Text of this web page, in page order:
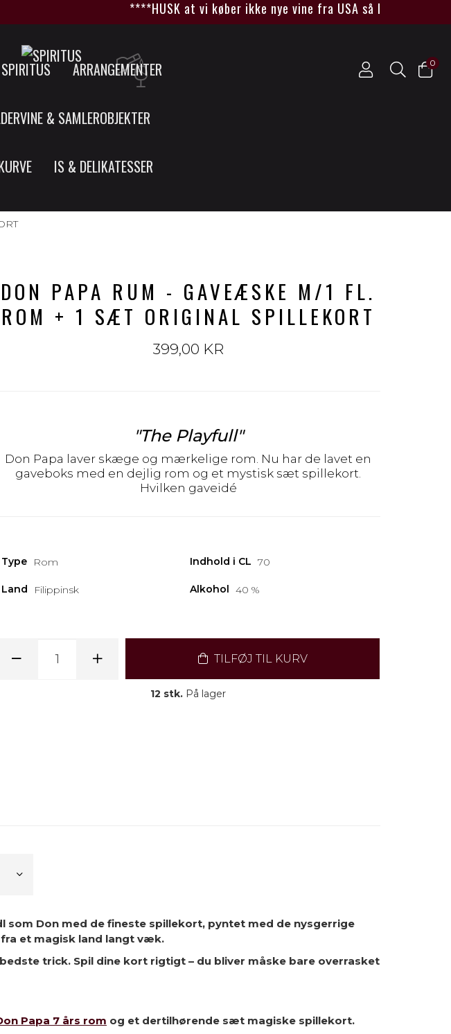
****HUSK at vi køber ikke nye vine fra USA så længe
SPIRITUS ARRANGEMENTER
& SAMLEROBJEKTER
IS & DELIKATESSER
0
DON PAPA RUM - GAVEÆSKE M/1 FL.
ROM + 1 SÆT ORIGINAL SPILLEKORT
399,00 KR
"The Playfull"
Don Papa laver skæge og mærkelige rom. Nu har de lavet en
gaveboks med en dejlig rom og et mystisk sæt spillekort.
Hvilken gaveidé
Type Rom Indhold i CL 70
Land Filippinsk Alkohol 40 %
TILFØJ TIL KURV
12 stk. På lager
som Don med de fineste spillekort, pyntet med de nysgerrige
et magisk land langt væk.
trick. Spil dine kort rigtigt – du bliver måske bare overrasket
Papa 7 års rom og et dertilhørende sæt magiske spillekort.